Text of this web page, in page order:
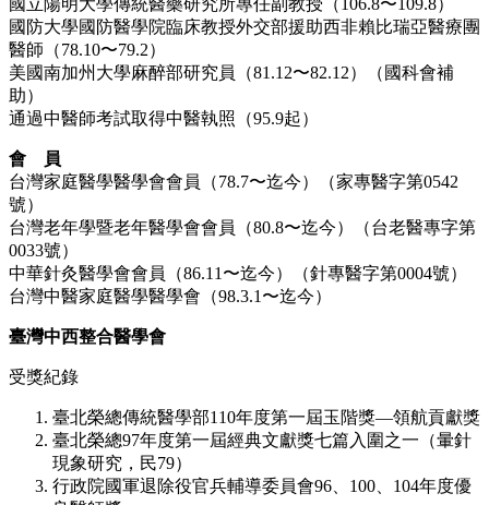
國立陽明大學傳統醫藥研究所專任副教授（106.8〜109.8）
國防大學國防醫學院臨床教授外交部援助西非賴比瑞亞醫療團
醫師（78.10〜79.2）
美國南加州大學麻醉部研究員（81.12〜82.12）（國科會補
助）
通過中醫師考試取得中醫執照（95.9起）
會 員
台灣家庭醫學醫學會會員（78.7〜迄今）（家專醫字第0542
號）
台灣老年學暨老年醫學會會員（80.8〜迄今）（台老醫專字第
0033號）
中華針灸醫學會會員（86.11〜迄今）（針專醫字第0004號）
台灣中醫家庭醫學醫學會（98.3.1〜迄今）
臺灣中西整合醫學會
受獎紀錄
臺北榮總傳統醫學部110年度第一屆玉階獎—領航貢獻獎
臺北榮總97年度第一屆經典文獻獎七篇入圍之一（暈針
現象研究，民79）
行政院國軍退除役官兵輔導委員會96、100、104年度優